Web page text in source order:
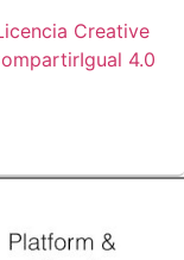
Creative
4.0